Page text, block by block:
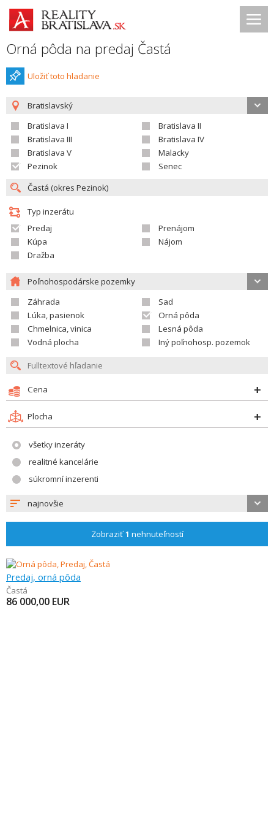
Orná pôda na predaj Častá
Uložiť toto hladanie
Bratislavský
Bratislava I
Bratislava II
Bratislava III
Bratislava IV
Bratislava V
Malacky
Pezinok
Senec
Typ inzerátu
Predaj
Prenájom
Kúpa
Nájom
Dražba
Poľnohospodárske pozemky
Záhrada
Sad
Lúka, pasienok
Orná pôda
Chmelnica, vinica
Lesná pôda
Vodná plocha
Iný poľnohosp. pozemok
Cena
Plocha
všetky inzeráty
realitné kancelárie
súkromní inzerenti
najnovšie
Zobraziť1 nehnuteľností
Predaj, orná pôda
Častá
86 000,00 EUR